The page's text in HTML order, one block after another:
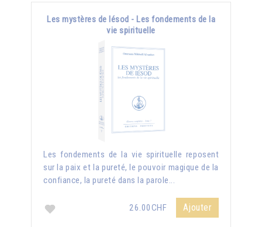
Les mystères de Iésod - Les fondements de la
vie spirituelle
Les fondements de la vie spirituelle reposent
sur la paix et la pureté, le pouvoir magique de la
confiance, la pureté dans la parole...
26.00CHF Ajouter